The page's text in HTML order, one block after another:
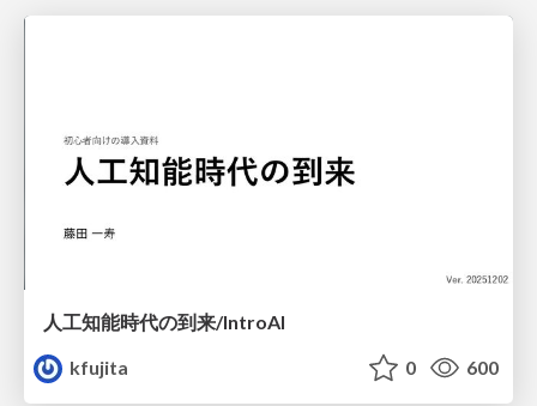
人工知能時代の到来/IntroAI
kfujita
0 600